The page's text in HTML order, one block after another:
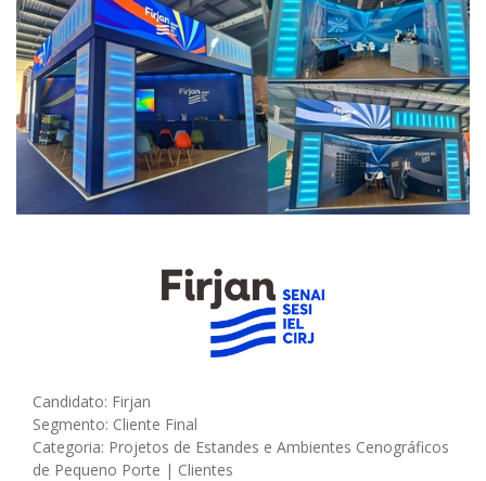
Candidato: Firjan
Segmento: Cliente Final
Categoria: Projetos de Estandes e Ambientes Cenográficos
de Pequeno Porte | Clientes